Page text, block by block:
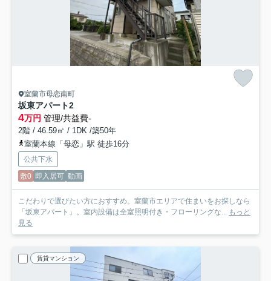
室蘭市母恋南町
坂東アパート2
4万円 管理/共益費-
2階 / 46.59㎡ / 1DK /築50年
室蘭本線「母恋」駅 徒歩16分
公共下水
敷0 即入居可 動画
こだわりで選びたい方におすすめ。室蘭市エリアで住まいをお探しなら
「坂東アパート」。室内設備は全室照明付き・フローリングな... もっと
見る
賃貸マンション